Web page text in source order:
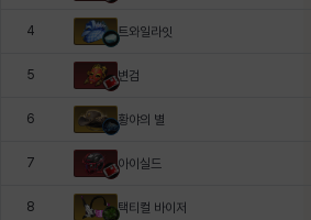
4 트와일라잇
5 변검
6 황야의 별
7 아이실드
8 택티컬 바이저